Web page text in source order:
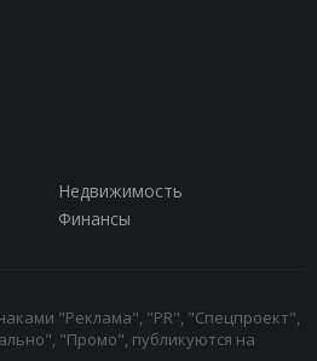
Недвижимость
Финансы
"Реклама", "PR", "Спецпроект",
"Промо", публикуются на